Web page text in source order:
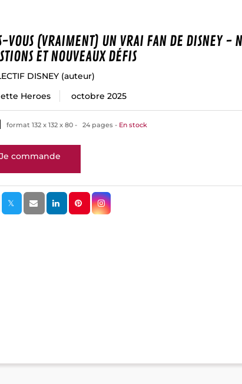
VOUS (VRAIMENT) UN VRAI FAN DE DISNEY -
ET NOUVEAUX DÉFIS
DISNEY (auteur)
Heroes
octobre 2025
format 132 x 132 x 80 24 pages En stock